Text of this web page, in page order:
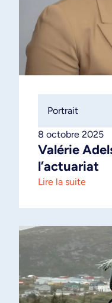
8 octobre 2025
Portrait
Valérie
l’actuariat
Lire la suite